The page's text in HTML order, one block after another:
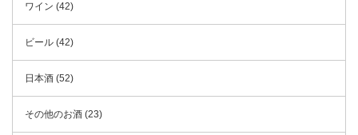
ワイン (42)
ビール (42)
日本酒 (52)
その他のお酒 (23)